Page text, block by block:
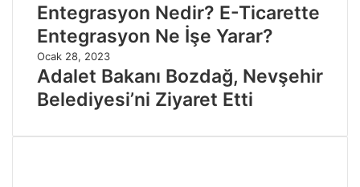
Entegrasyon Nedir? E-Ticarette
Entegrasyon Ne İşe Yarar?
Ocak 28, 2023
Adalet Bakanı Bozdağ, Nevşehir
Belediyesi’ni Ziyaret Etti